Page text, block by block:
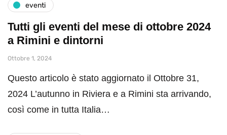
eventi
Tutti gli eventi del mese di ottobre 2024
a Rimini e dintorni
Ottobre 1, 2024
Questo articolo è stato aggiornato il Ottobre 31,
2024 L’autunno in Riviera e a Rimini sta arrivando,
così come in tutta Italia…